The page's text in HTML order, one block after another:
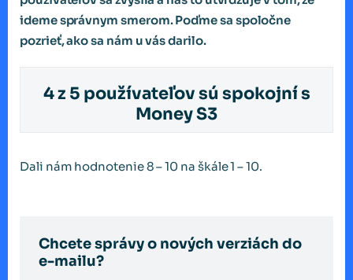
ideme správnym smerom. Poďme sa spoločne
pozrieť, ako sa nám u vás darilo.
4 z 5 používateľov sú spokojní s
Money S3
Dali nám hodnotenie 8 – 10 na škále 1 – 10.
Chcete správy o nových verziách do
e-mailu?